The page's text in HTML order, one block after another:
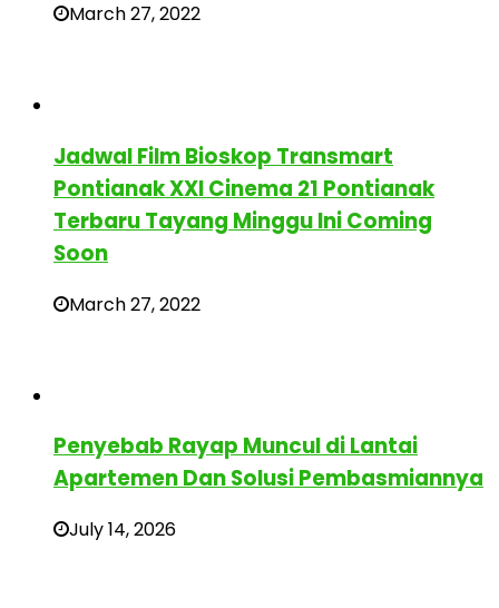
March 27, 2022
Jadwal Film Bioskop Transmart
Pontianak XXI Cinema 21 Pontianak
Terbaru Tayang Minggu Ini Coming
Soon
March 27, 2022
Penyebab Rayap Muncul di Lantai
Apartemen Dan Solusi Pembasmiannya
July 14, 2026